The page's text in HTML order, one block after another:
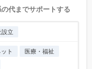
代までサポートする
立
ト
医療・福祉